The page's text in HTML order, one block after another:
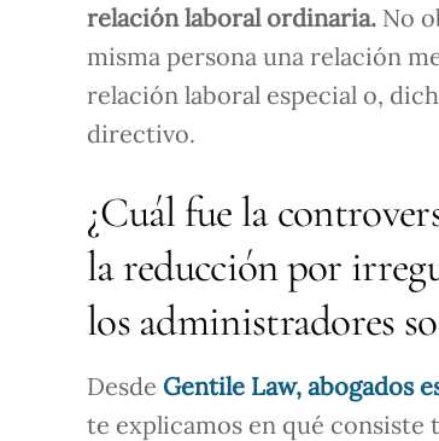
relación laboral ordinaria. No
misma persona una relación
relación laboral especial o,
directivo.
¿Cuál fue la
la reducción por
los administradores
Desde Gentile Law, abogados
te explicamos en qué